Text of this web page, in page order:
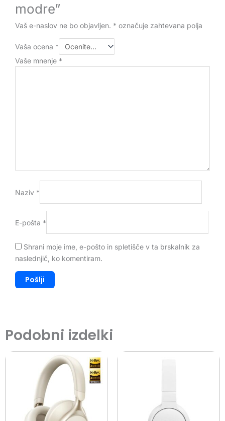
modre”
Vaš e-naslov ne bo objavljen. * označuje zahtevana polja
Vaša ocena *
Vaše mnenje *
Naziv *
E-pošta *
Shrani moje ime, e-pošto in spletišče v ta brskalnik za
naslednjič, ko komentiram.
Podobni izdelki